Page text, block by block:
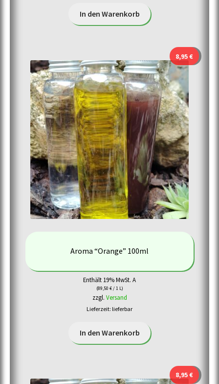
In den Warenkorb
Aroma “Orange” 100ml
8,95€
Enthält 19% MwSt. A
(89,50 €/ 1 L)
zzgl. Versand
Lieferzeit: lieferbar
In den Warenkorb
8,95€